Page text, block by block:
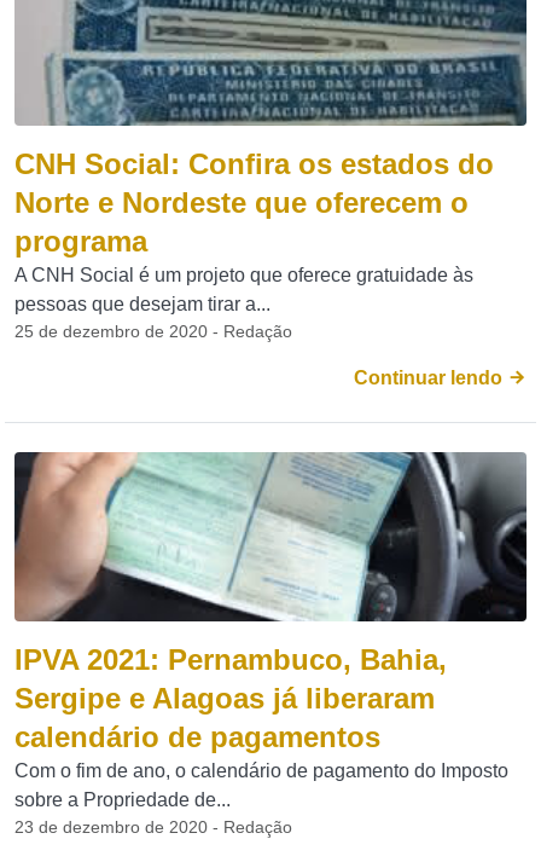
CNH Social: Confira os estados do
Norte e Nordeste que oferecem o
programa
A CNH Social é um projeto que oferece gratuidade às
pessoas que desejam tirar a...
25 de dezembro de 2020 - Redação
Continuar lendo
IPVA 2021: Pernambuco, Bahia,
Sergipe e Alagoas já liberaram
calendário de pagamentos
Com o fim de ano, o calendário de pagamento do Imposto
sobre a Propriedade de...
23 de dezembro de 2020 - Redação